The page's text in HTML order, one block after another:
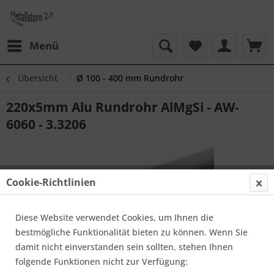
Menü
Übersicht Ø 100 - 400 mm Rundrohr
220x5mm Alu Rundrohr AlMgSi - AW-
6060 - 3.3206
Cookie-Richtlinien
Diese Website verwendet Cookies, um Ihnen die
bestmögliche Funktionalität bieten zu können. Wenn Sie
damit nicht einverstanden sein sollten, stehen Ihnen
folgende Funktionen nicht zur Verfügung: